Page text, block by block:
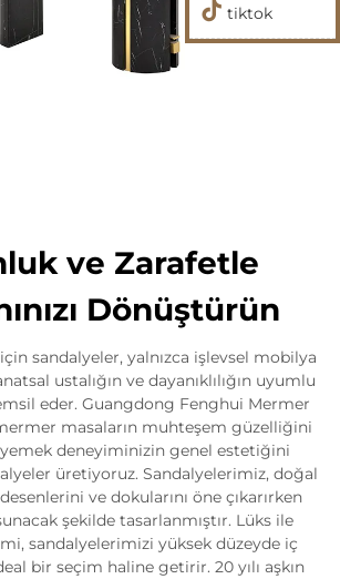
ve Zarafetle
Dönüştürün
sandalyeler, yalnızca işlevsel mobilya
ustalığın ve dayanıklılığın uyumlu
eder. Guangdong Fenghui Mermer
masaların muhteşem güzelliğini
deneyiminizin genel estetiğini
üretiyoruz. Sandalyelerimiz, doğal
ve dokularını öne çıkarırken
şekilde tasarlanmıştır. Lüks ile
sandalyelerimizi yüksek düzeyde iç
bir seçim haline getirir. 20 yılı aşkın
tiktok